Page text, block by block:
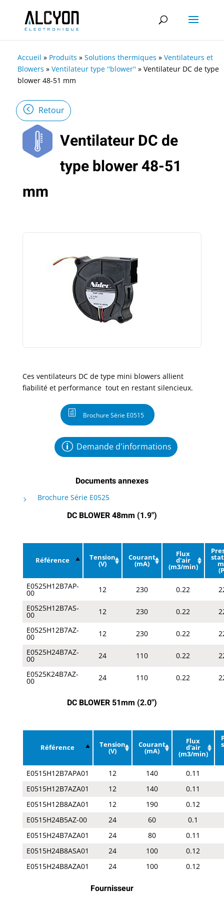
Accueil » Produits » Solutions thermiques » Ventilateurs et
Blowers » Ventilateur type ''blower'' » Ventilateur DC de type
blower 48-51 mm
Retour
Ventilateur DC de
type blower 48-51
mm
Ces ventilateurs DC de type mini blowers allient
fiabilité et performance tout en restant silencieux.
Brochure Série E0515
Demande d'informations
Documents annexes
Brochure Série E0525
DC BLOWER 48mm (1.9")
Référence Tension
(V)
Courant
(mA)
Flux
d'air
(m3/min)
E0525H12B7AP-
00 12 230 0.22
E0525H12B7AS-
00 12 230 0.22
E0525H12B7AZ-
00 12 230 0.22
E0525H24B7AZ-
00 24 110 0.22
E0525K24B7AZ-
00 24 110 0.22
DC BLOWER 51mm (2.0")
Référence Tension
(V)
Courant
(mA)
Flux
d'air
(m3/min)
E0515H12B7APA01 12 140
0.11
E0515H12B7AZA01
12 140
0.11
E0515H12B8AZA01
12 190
0.12
E0515H24B5AZ-00
24 60
0.1
E0515H24B7AZA01
24 80
0.11
E0515H24B8ASA01
24 100
0.12
E0515H24B8AZA01
24 100 0.12
Fournisseur